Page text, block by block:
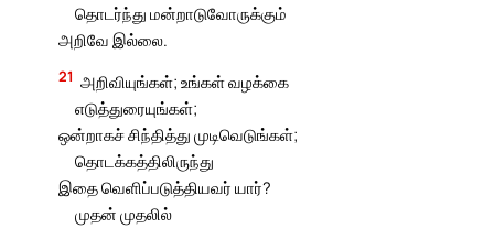
தொடர்ந்து மன்றாடுவோருக்கும்
அறிவே இல்லை.
21 அறிவியுங்கள்; உங்கள் வழக்கை
எடுத்துரையுங்கள்;
ஒன்றாகச் சிந்தித்து முடிவெடுங்கள்;
தொடக்கத்திலிருந்து
இதை வெளிப்படுத்தியவர் யார்?
முதன் முதலில்